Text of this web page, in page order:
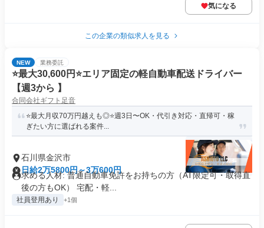
気になる
この企業の類似求人を見る
NEW 業務委託
⭐️最大30,600円⭐️エリア固定の軽自動車配送ドライバー
【週3から 】
合同会社ギフト足音
⭐️最大月収70万円越えも◎⭐️週3日〜OK・代引き対応・直帰可・稼
ぎたい方に選ばれる案件...
石川県金沢市
日給2万5800円～3万600円
求める人材: 普通自動車免許をお持ちの方（AT限定可・取得直
後の方もOK） 宅配・軽...
社員登用あり +1個